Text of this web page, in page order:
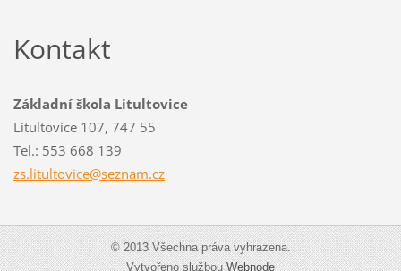
Kontakt
Základní škola Litultovice
Litultovice 107, 747 55
Tel.: 553 668 139
zs.litultovice@seznam.cz
© 2013 Všechna práva vyhrazena.
Vytvořeno službouWebnode